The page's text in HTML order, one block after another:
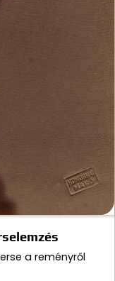
a reményről